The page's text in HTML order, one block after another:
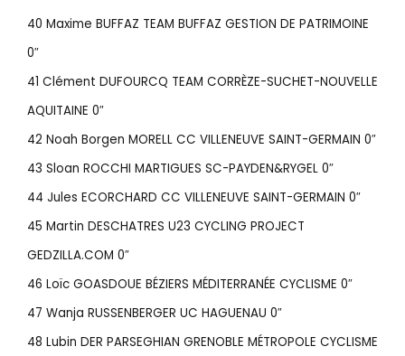
40 Maxime BUFFAZ TEAM BUFFAZ GESTION DE PATRIMOINE
0″
41 Clément DUFOURCQ TEAM CORRÈZE-SUCHET-NOUVELLE
AQUITAINE 0″
42 Noah Borgen MORELL CC VILLENEUVE SAINT-GERMAIN 0″
43 Sloan ROCCHI MARTIGUES SC-PAYDEN&RYGEL 0″
44 Jules ECORCHARD CC VILLENEUVE SAINT-GERMAIN 0″
45 Martin DESCHATRES U23 CYCLING PROJECT
GEDZILLA.COM 0″
46 Loïc GOASDOUE BÉZIERS MÉDITERRANÉE CYCLISME 0″
47 Wanja RUSSENBERGER UC HAGUENAU 0″
48 Lubin DER PARSEGHIAN GRENOBLE MÉTROPOLE CYCLISME